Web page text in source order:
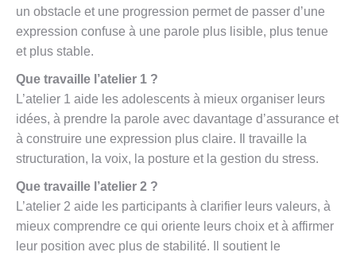
un obstacle et une progression permet de passer d’une
expression confuse à une parole plus lisible, plus tenue
et plus stable.
Que travaille l’atelier 1 ?
L’atelier 1 aide les adolescents à mieux organiser leurs
idées, à prendre la parole avec davantage d’assurance et
à construire une expression plus claire. Il travaille la
structuration, la voix, la posture et la gestion du stress.
Que travaille l’atelier 2 ?
L’atelier 2 aide les participants à clarifier leurs valeurs, à
mieux comprendre ce qui oriente leurs choix et à affirmer
leur position avec plus de stabilité. Il soutient le